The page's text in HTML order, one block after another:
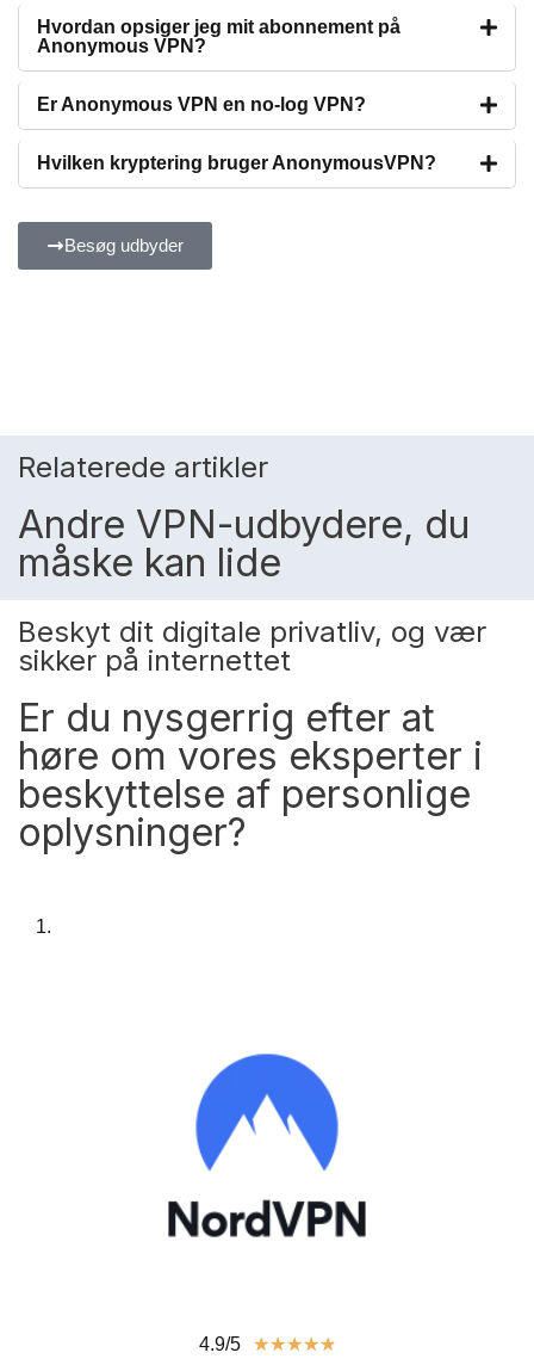
Hvordan opsiger jeg mit abonnement på
Anonymous VPN?
Er Anonymous VPN en no-log VPN?
Hvilken kryptering bruger AnonymousVPN?
Besøg udbyder
Relaterede artikler
Andre VPN-udbydere, du
måske kan lide
Beskyt dit digitale privatliv, og vær
sikker på internettet
Er du nysgerrig efter at
høre om vores eksperter i
beskyttelse af personlige
oplysninger?
1.
4.9/5 ★★★★★